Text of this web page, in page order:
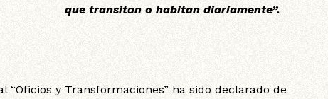
que transitan o habitan diariamente”.
y Transformaciones” ha sido declarado de